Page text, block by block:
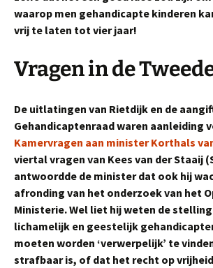
waarop men gehandicapte kinderen
vrij te laten tot vier jaar!
Vragen in de
De uitlatingen van Rietdijk en de
Gehandicaptenraad waren aanleiding
Kamervragen aan minister Korthals
viertal vragen van Kees van der Staaij
antwoordde de minister dat ook hij
afronding van het onderzoek van het
Ministerie. Wel liet hij weten de
lichamelijk en geestelijk
moeten worden ‘verwerpelijk’ te
strafbaar is, of dat het recht op